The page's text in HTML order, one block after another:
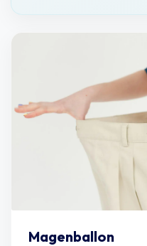
Magenballon